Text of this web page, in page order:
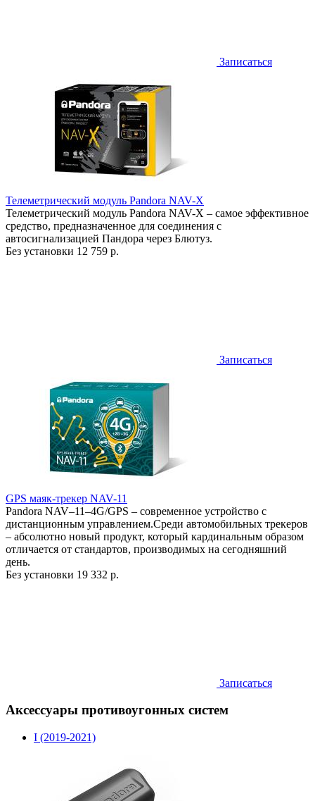
Записаться
Телеметрический модуль Pandora NAV-X
Телеметрический модуль Pandora NAV-X – самое эффективное
средство, предназначенное для соединения с
автосигнализацией Пандора через Блютуз.
Без установки 12 759 р.
Записаться
GPS маяк-трекер NAV-11
Pandora NAV–11–4G/GPS – современное устройство с
дистанционным управлением.Среди автомобильных трекеров
– абсолютно новый продукт, который кардинальным образом
отличается от стандартов, производимых на сегодняшний
день.
Без установки 19 332 р.
Записаться
Аксессуары противоугонных систем
I (2019-2021)